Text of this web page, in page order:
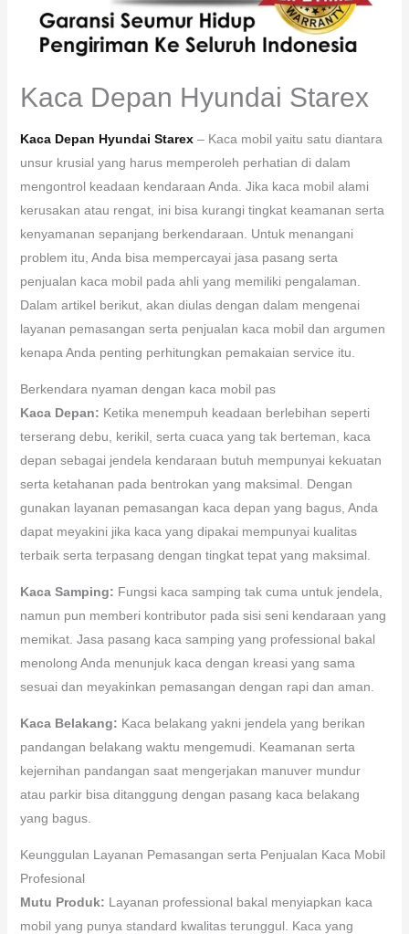
Kaca Depan Hyundai Starex
Kaca Depan Hyundai Starex – Kaca mobil yaitu satu diantara
unsur krusial yang harus memperoleh perhatian di dalam
mengontrol keadaan kendaraan Anda. Jika kaca mobil alami
kerusakan atau rengat, ini bisa kurangi tingkat keamanan serta
kenyamanan sepanjang berkendaraan. Untuk menangani
problem itu, Anda bisa mempercayai jasa pasang serta
penjualan kaca mobil pada ahli yang memiliki pengalaman.
Dalam artikel berikut, akan diulas dengan dalam mengenai
layanan pemasangan serta penjualan kaca mobil dan argumen
kenapa Anda penting perhitungkan pemakaian service itu.
Berkendara nyaman dengan kaca mobil pas
Kaca Depan: Ketika menempuh keadaan berlebihan seperti
terserang debu, kerikil, serta cuaca yang tak berteman, kaca
depan sebagai jendela kendaraan butuh mempunyai kekuatan
serta ketahanan pada bentrokan yang maksimal. Dengan
gunakan layanan pemasangan kaca depan yang bagus, Anda
dapat meyakini jika kaca yang dipakai mempunyai kualitas
terbaik serta terpasang dengan tingkat tepat yang maksimal.
Kaca Samping: Fungsi kaca samping tak cuma untuk jendela,
namun pun memberi kontributor pada sisi seni kendaraan yang
memikat. Jasa pasang kaca samping yang professional bakal
menolong Anda menunjuk kaca dengan kreasi yang sama
sesuai dan meyakinkan pemasangan dengan rapi dan aman.
Kaca Belakang: Kaca belakang yakni jendela yang berikan
pandangan belakang waktu mengemudi. Keamanan serta
kejernihan pandangan saat mengerjakan manuver mundur
atau parkir bisa ditanggung dengan pasang kaca belakang
yang bagus.
Keunggulan Layanan Pemasangan serta Penjualan Kaca Mobil
Profesional
Mutu Produk: Layanan professional bakal menyiapkan kaca
mobil yang punya standard kwalitas terunggul. Kaca yang